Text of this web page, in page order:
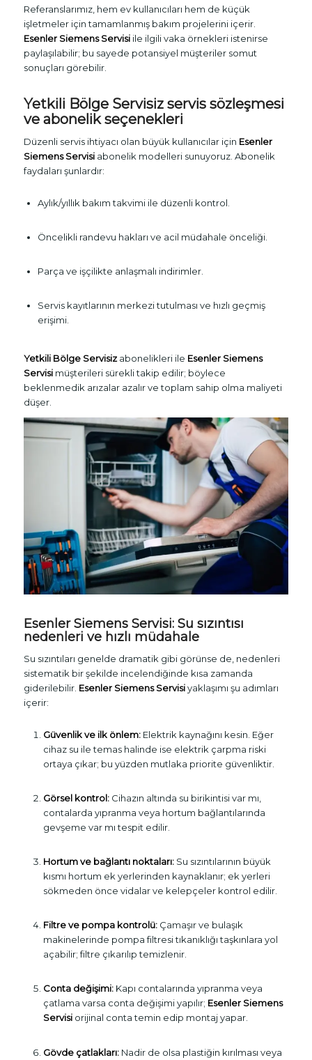
Referanslarımız, hem ev kullanıcıları hem de küçük
işletmeler için tamamlanmış bakım projelerini içerir.
Esenler Siemens Servisiile ilgili vaka örnekleri istenirse
paylaşılabilir; bu sayede potansiyel müşteriler somut
sonuçları görebilir.
Yetkili Bölge Servisizservis sözleşmesi
ve abonelik seçenekleri
Düzenli servis ihtiyacı olan büyük kullanıcılar için Esenler
Siemens Servisiabonelik modelleri sunuyoruz. Abonelik
faydaları şunlardır:
Aylık/yıllık bakım takvimi ile düzenli kontrol.
Öncelikli randevu hakları ve acil müdahale önceliği.
Parça ve işçilikte anlaşmalı indirimler.
Servis kayıtlarının merkezi tutulması ve hızlı geçmiş
erişimi.
Yetkili Bölge Servisizabonelikleri ile Esenler Siemens
Servisimüşterileri sürekli takip edilir; böylece
beklenmedik arızalar azalır ve toplam sahip olma maliyeti
düşer.
Esenler Siemens Servisi: Su sızıntısı
nedenleri ve hızlı müdahale
Su sızıntıları genelde dramatik gibi görünse de, nedenleri
sistematik bir şekilde incelendiğinde kısa zamanda
giderilebilir. Esenler Siemens Servisiyaklaşımı şu adımları
içerir:
Güvenlik ve ilk önlem:Elektrik kaynağını kesin. Eğer
cihaz su ile temas halinde ise elektrik çarpma riski
ortaya çıkar; bu yüzden mutlaka priorite güvenliktir.
Görsel kontrol:Cihazın altında su birikintisi var mı,
contalarda yıpranma veya hortum bağlantılarında
gevşeme var mı tespit edilir.
Hortum ve bağlantı noktaları:Su sızıntılarının büyük
kısmı hortum ek yerlerinden kaynaklanır; ek yerleri
sökmeden önce vidalar ve kelepçeler kontrol edilir.
Filtre ve pompa kontrolü:Çamaşır ve bulaşık
makinelerinde pompa filtresi tıkanıklığı taşkınlara yol
açabilir; filtre çıkarılıp temizlenir.
Conta değişimi:Kapı contalarında yıpranma veya
çatlama varsa conta değişimi yapılır; Esenler Siemens
Servisiorijinal conta temin edip montaj yapar.
Gövde çatlakları:Nadir de olsa plastiğin kırılması veya